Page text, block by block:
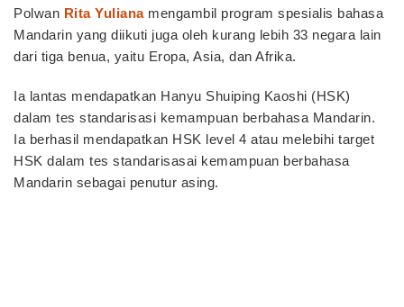
Polwan Rita Yulianamengambil program spesialis bahasa
Mandarin yang diikuti juga oleh kurang lebih 33 negara lain
dari tiga benua, yaitu Eropa, Asia, dan Afrika.
Ia lantas mendapatkan Hanyu Shuiping Kaoshi (HSK)
dalam tes standarisasi kemampuan berbahasa Mandarin.
Ia berhasil mendapatkan HSK level 4 atau melebihi target
HSK dalam tes standarisasai kemampuan berbahasa
Mandarin sebagai penutur asing.